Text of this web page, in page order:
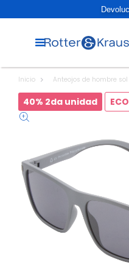
Inicio Anteojos de hombre sol
40% 2da unidad ECO